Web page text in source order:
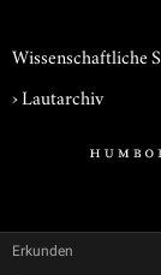
Wissenschaftliche
›Lautarchiv
Erkunden